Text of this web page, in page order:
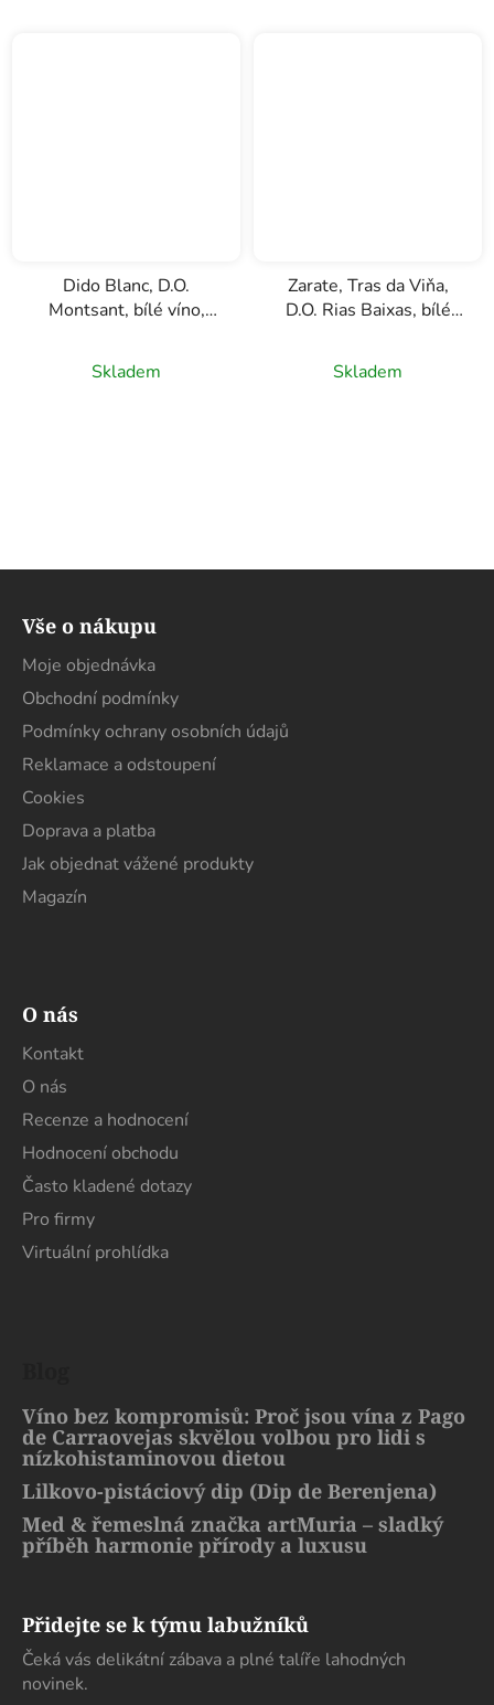
Dido Blanc, D.O.
Montsant, bílé víno,
Skladem
Zarate, Tras da Viňa,
D.O. Rias Baixas, bílé
Skladem
Vše o nákupu
Moje objednávka
Obchodní podmínky
Podmínky ochrany osobních údajů
Reklamace a odstoupení
Cookies
Doprava a platba
Jak objednat vážené produkty
Magazín
O nás
Kontakt
O nás
Recenze a hodnocení
Hodnocení obchodu
Často kladené dotazy
Pro firmy
Virtuální prohlídka
Víno bez kompromisů: Proč jsou vína z Pago
de Carraovejas skvělou volbou pro lidi s
nízkohistaminovou dietou
Lilkovo-pistáciový dip (Dip de Berenjena)
Med & řemeslná značka artMuria – sladký
příběh harmonie přírody a luxusu
Přidejte se k týmu labužníků
Čeká vás delikátní zábava a plné talíře lahodných
novinek.